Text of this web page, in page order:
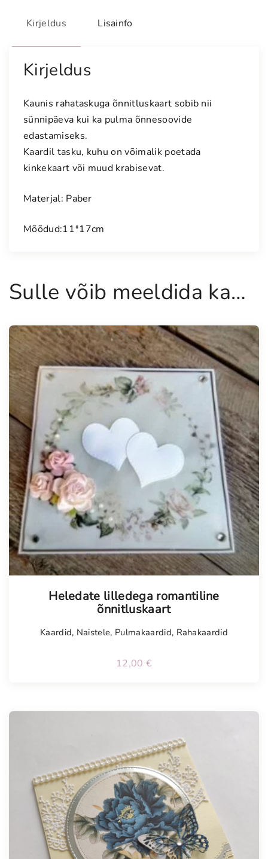
l
u
s
a
a
r
t
r
h
t
u
g
k
o
g
u
s
Kirjeldus Lisainfo
Kirjeldus
Kaunis rahataskuga õnnitluskaart sobib nii
sünnipäeva kui ka pulma õnnesoovide
edastamiseks.
Kaardil tasku, kuhu on võimalik poetada
kinkekaart või muud krabisevat.
Materjal: Paber
Mõõdud:11*17cm
Sulle võib meeldida ka…
Heledate lilledega romantiline
õnnitluskaart
Kaardid, Naistele, Pulmakaardid, Rahakaardid
12,00 €